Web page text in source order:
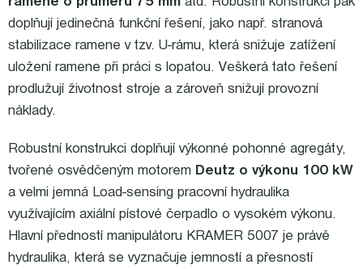
doplňují jedinečná funkční řešení, jako např. stranová
stabilizace ramene v tzv. U-rámu, která snižuje zatížení
uložení ramene při práci s lopatou. Veškerá tato řešení
prodlužují životnost stroje a zároveň snižují provozní
náklady.
Robustní konstrukci doplňují výkonné pohonné agregáty,
tvořené osvědčeným motorem Deutz o výkonu 100 kW
a velmi jemná Load-sensing pracovní hydraulika
využívajícím axiální pístové čerpadlo o vysokém výkonu.
Hlavní předností manipulátoru KRAMER 5007 je právě
hydraulika, která se vyznačuje jemností a přesností